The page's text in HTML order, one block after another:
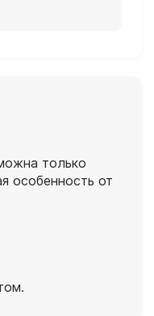
только
особенность от